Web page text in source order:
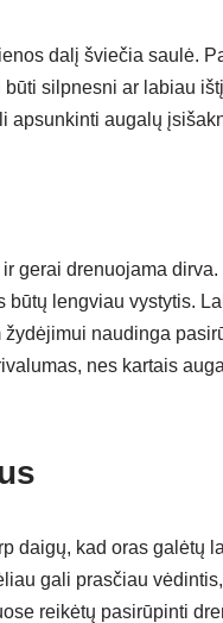
dalį šviečia saulė.
silpnesni ar labiau
apsunkinti augalų
gerai drenuojama
lengviau vystytis.
naudinga
nes kartais
daigų, kad oras galėtų
gali prasčiau
reikėtų pasirūpinti